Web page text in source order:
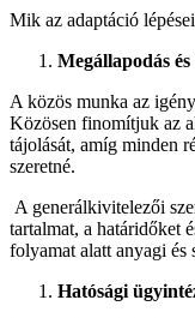
Mik az adaptáció
Megállapodás
A közös munka az
Közösen finomítjuk az
tájolását, amíg minden
szeretné.
A generálkivitelezői
tartalmat, a határidőket
folyamat alatt anyagi
Hatósági